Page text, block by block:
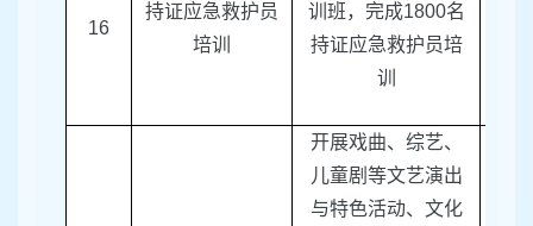
16
持证应急救护员
培训
训班，完成1800名
持证应急救护员培
训
开展戏曲、综艺、
儿童剧等文艺演出
与特色活动、文化